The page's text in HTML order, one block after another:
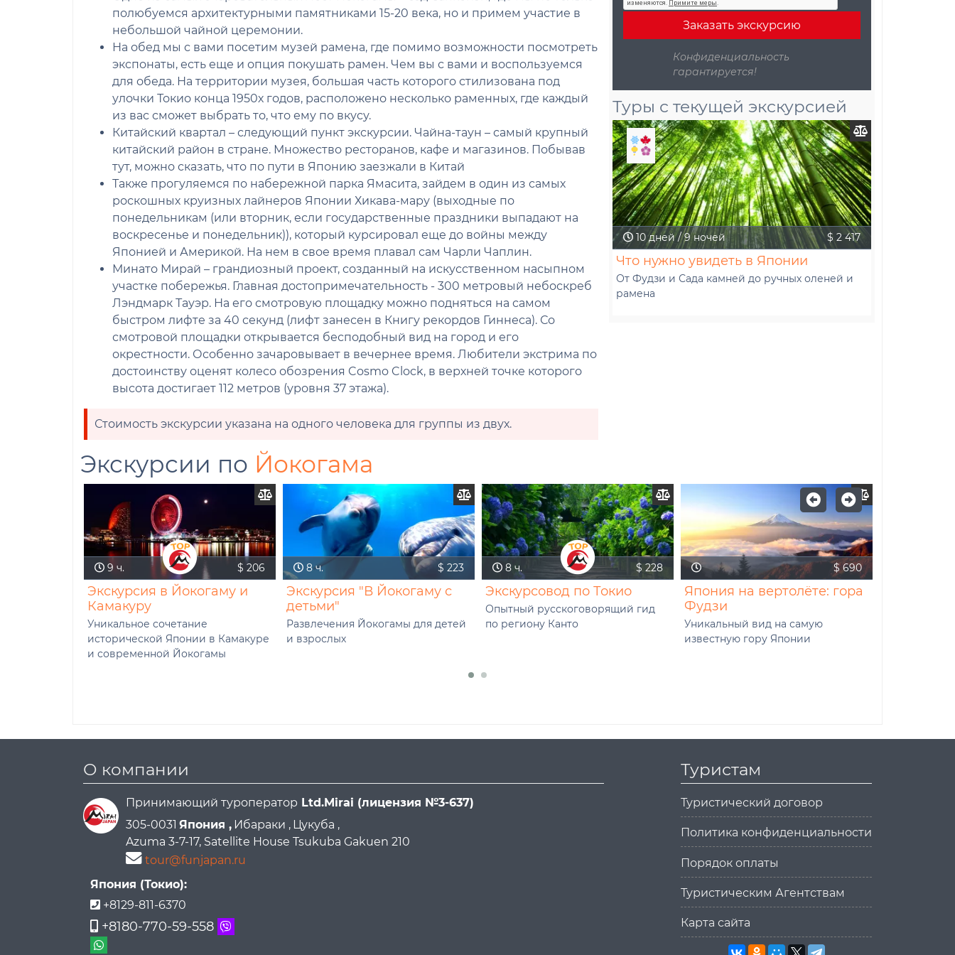
полюбуемся архитектурными памятниками 15‐20 века, но и примем участие в
небольшой чайной церемонии.
На обед мы с вами посетим музей рамена, где помимо возможности посмотреть
экспонаты, есть еще и опция покушать рамен. Чем вы с вами и воспользуемся
для обеда. На территории музея, большая часть которого стилизована под
улочки Токио конца 1950х годов, расположено несколько раменных, где каждый
из вас сможет выбрать то, что ему по вкусу.
Китайский квартал – следующий пункт экскурсии. Чайна-таун – самый крупный
китайский район в стране. Множество ресторанов, кафе и магазинов. Побывав
тут, можно сказать, что по пути в Японию заезжали в Китай
Также прогуляемся по набережной парка Ямасита, зайдем в один из самых
роскошных круизных лайнеров Японии Хикава-мару (выходные по
понедельникам (или вторник, если государственные праздники выпадают на
воскресенье и понедельник)), который курсировал еще до войны между
Японией и Америкой. На нем в свое время плавал сам Чарли Чаплин.
Минато Мирай – грандиозный проект, созданный на искусственном насыпном
участке побережья. Главная достопримечательность - 300 метровый небоскреб
Лэндмарк Тауэр. На его смотровую площадку можно подняться на самом
быстром лифте за 40 секунд (лифт занесен в Книгу рекордов Гиннеса). Со
смотровой площадки открывается бесподобный вид на город и его
окрестности. Особенно зачаровывает в вечернее время. Любители экстрима по
достоинству оценят колесо обозрения Cosmo Clock, в верхней точке которого
высота достигает 112 метров (уровня 37 этажа).
Стоимость экскурсии указана на одного человека для группы из двух.
в
к
и
Туры с текущей экскурсией
10 дней / 9 ночей $ 2 417
Что нужно увидеть в Японии
От Фудзи и Сада камней до ручных оленей и
рамена
Экскурсии по Йокогама
9 ч. $ 206
Экскурсия в Йокогаму и
Камакуру
Уникальное сочетание
исторической Японии в Камакуре
и современной Йокогамы
8 ч. $ 223
Экскурсия "В Йокогаму с
детьми"
Развлечения Йокогамы для детей
и взрослых
8 ч. $ 228
Экскурсовод по Токио
Опытный русскоговорящий гид
по региону Канто
$ 690
Япония на вертолёте: гора
Фудзи
Уникальный вид на самую
известную гору Японии
О компании
Принимающий туроператор Ltd.Mirai (лицензия №3-637)
305-0031 Япония , Ибараки , Цукуба ,
Azuma 3-7-17, Satellite House Tsukuba Gakuen 210
tour@funjapan.ru
Япония (Токио):
+8129-811-6370
+8180-770-59-558
Туристам
Туристический договор
Политика конфиденциальности
Порядок оплаты
Туристическим Агентствам
Карта сайта